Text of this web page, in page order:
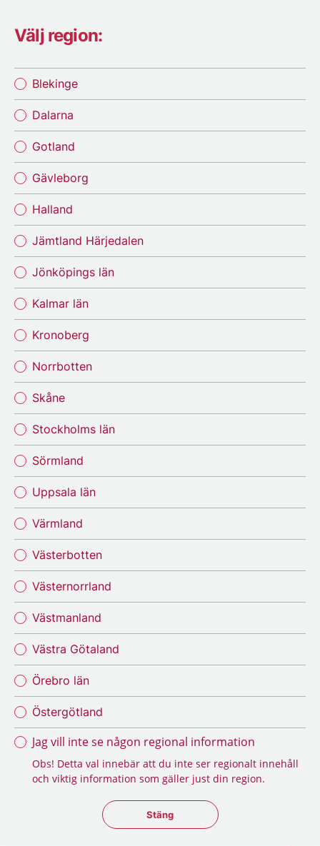
Välj region:
Blekinge
Dalarna
Gotland
Gävleborg
Halland
Jämtland Härjedalen
Jönköpings län
Kalmar län
Kronoberg
Norrbotten
Skåne
Stockholms län
Sörmland
Uppsala län
Värmland
Västerbotten
Västernorrland
Västmanland
Västra Götaland
Örebro län
Östergötland
Jag vill inte se någon regional information
Obs! Detta val innebär att du inte ser regionalt innehåll
och viktig information som gäller just din region.
Stäng regionsväljaren
Stäng